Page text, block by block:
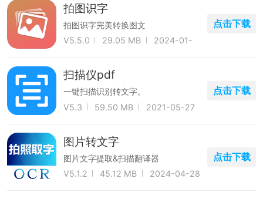
拍图识字
拍图识字完美转换图文
V5.5.0
29.05 MB
2024-01-
点击下载
扫描仪pdf
一键扫描识别转文字。
V5.3
59.50 MB 2021-05-27
点击下载
图片转文字
图片文字提取&扫描翻译器
V5.1.2
45.12 MB 2024-04-28
点击下载